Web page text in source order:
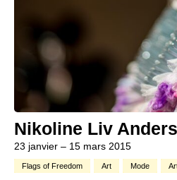
Nikoline Liv
23 janvier – 15 mars 2015
Flags of Freedom Art Mode